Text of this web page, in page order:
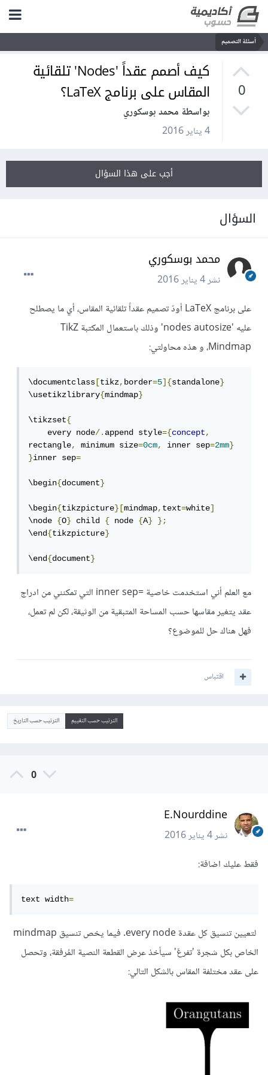
أسئلة التصميم
0
كيف أصمم عقداً 'Nodes' تلقائية
المقاس على برنامج LaTeX؟
بواسطة محمد بوسكوري
4 يناير 2016
أجب على هذا السؤال
السؤال
محمد بوسكوري
نشر4 يناير 2016
على برنامج LaTeX أودّ تصميم عقداً تلقائية المقاس، أي ما يصطلح
عليه 'nodes autosize' وذلك باستعمال المكتبة TikZ
Mindmap، و هذه محاولتي:
\documentclass [tikz,border=5]{standalone}
\usetikzlibrary{mindmap}
\tikzset{
    every node
/.append style={concept,
rectangle, minimum size=0cm, inner sep=2mm}
}inner sep=
\begin{document}
\begin{tikzpicture}[mindmap,text=white]
\node {O} child { node {A}
};
\end{tikzpicture}
\end{document}
مع العلم أني استخدمت خاصية =inner sep التي تمكنني من ادراج
عقد يتغير مقاسها حسب المساحة المتبقية من الوثيقة، لكن لم تعمل،
فهل هناك حل للموضوع؟
اقتباس
الترتيب حسب التقييم الترتيب حسب التاريخ
0
E.Nourddine
نشر4 يناير 2016
فقط عليك اضافة:
text width=
لتعيين تنسيق كل عقدة every node. فيما يخص تنسيق mindmap
الخاص بكل شجرة 'تفرعّ' سيأخذ عرض القطعة النصية المُرفقة، وتحصل
على عقد مختلفة المقاس بالشكل التالي: